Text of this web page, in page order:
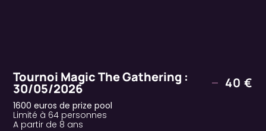
Tournoi Magic The Gathering :
30/05/2026 40 €
1600 euros de prize pool
Limité à 64 personnes
A partir de 8 ans